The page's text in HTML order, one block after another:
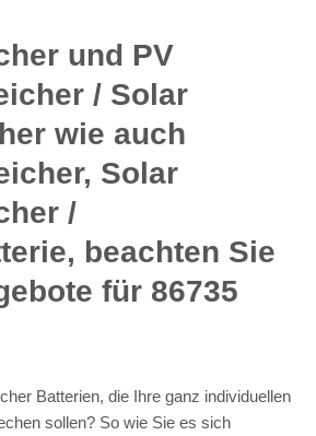
und PV
/ Solar
wie auch
Solar
/
beachten Sie
für 86735
Batterien, die Ihre ganz individuellen
sollen? So wie Sie es sich